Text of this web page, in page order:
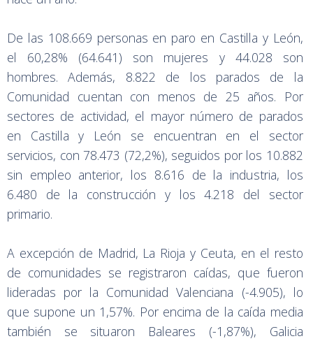
De las 108.669 personas en paro en Castilla y León,
el 60,28% (64.641) son mujeres y 44.028 son
hombres. Además, 8.822 de los parados de la
Comunidad cuentan con menos de 25 años. Por
sectores de actividad, el mayor número de parados
en Castilla y León se encuentran en el sector
servicios, con 78.473 (72,2%), seguidos por los 10.882
sin empleo anterior, los 8.616 de la industria, los
6.480 de la construcción y los 4.218 del sector
primario.
A excepción de Madrid, La Rioja y Ceuta, en el resto
de comunidades se registraron caídas, que fueron
lideradas por la Comunidad Valenciana (-4.905), lo
que supone un 1,57%. Por encima de la caída media
también se situaron Baleares (-1,87%), Galicia